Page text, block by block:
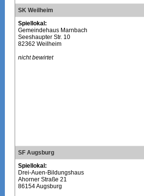
SK Weilheim
Spiellokal:
Gemeindehaus Marnbach
Seeshaupter Str. 10
82362 Weilheim
nicht bewirtet
SF Augsburg
Spiellokal:
Drei-Auen-Bildungshaus
Ahorner Straße 21
86154 Augsburg